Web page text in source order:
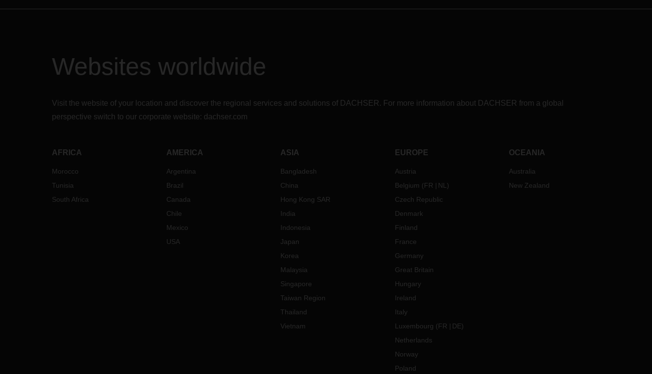
Websites worldwide
Visit the website of your location and discover the regional services and solutions of DACHSER. For more information about DACHSER from a global
perspective switch to our corporate website: dachser.com
AFRICA
Morocco
Tunisia
South Africa
AMERICA
Argentina
Brazil
Canada
Chile
Mexico
USA
ASIA
Bangladesh
China
Hong Kong SAR
India
Indonesia
Japan
Korea
Malaysia
Singapore
Taiwan Region
Thailand
Vietnam
EUROPE
Austria
Belgium (FR NL )
Czech Republic
Denmark
Finland
France
Germany
Great Britain
Hungary
Ireland
Italy
Luxembourg (FR DE)
Netherlands
Norway
Poland
OCEANIA
Australia
New Zealand